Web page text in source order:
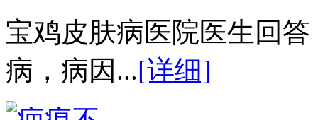
宝鸡皮肤病医院医生回
病，病因...[详细]